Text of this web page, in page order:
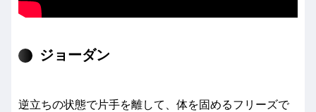
ジョーダン
逆立ちの状態で片手を離して、体を固めるフリーズで